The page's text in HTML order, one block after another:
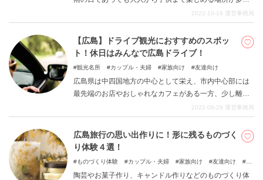
存在します。本記事では、雨の日に行くべき広島のお出
かけスポットについてご紹介しますので、是非参考にし
てみてください。
2022-10-18 運営事務局
【広島】ドライブ観光におすすめのスポッ
ト！休日はみんなで広島ドライブ！
観光名所 カップル・夫婦 家族向け 友達向け
広島県は中四国地方の中心として栄え、市内中心部には
最先端のお店やおしゃれなカフェがある一方、少し離れ
ると豊かな自然やきれいな景色を楽しむことができま
す。休日は家族や友人、恋人とドライブをする方も多い
のではないでしょうか。今回は広島県の中でも特に東
側、瀬戸内海を堪能できる島を中心に魅力たっぷりのド
2022-08-29 運営事務局
広島旅行の思い出作りに！形に残るものづく
り体験４選！
ものづくり体験 カップル・夫婦 家族向け 友達向け
陶芸やお菓子作り、キャンドル作りなどのものづくり体